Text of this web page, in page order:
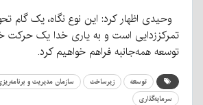
وحیدی اظهار کرد: این نوع نگاه، یک گام
تمرکززدایی است و به یاری خدا یک حرکت
توسعه همه‌جانبه فراهم خواهیم کرد.
توسعه زیرساخت
سازمان مدیریت و
سرمایه‌گذاری